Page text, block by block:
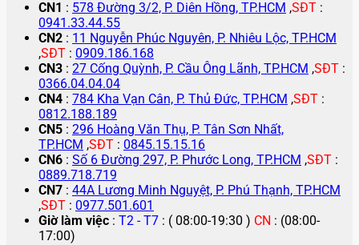
CN1 : 578 Đường 3/2, P. Diên Hồng, TP.HCM ,SĐT :
0941.33.44.55
CN2 : 11 Nguyễn Phúc Nguyên, P. Nhiêu Lộc, TP.HCM
,SĐT : 0909.186.168
CN3 : 27 Cống Quỳnh, P. Cầu Ông Lãnh, TP.HCM ,SĐT :
0366.04.04.04
CN4 : 784 Kha Vạn Cân, P. Thủ Đức, TP.HCM ,SĐT :
0812.188.189
CN5 : 296 Hoàng Văn Thụ, P. Tân Sơn Nhất,
TP.HCM ,SĐT : 0845.15.15.16
CN6 : Số 6 Đường 297, P. Phước Long, TP.HCM ,SĐT :
0889.718.719
CN7 : 44A Lương Minh Nguyệt, P. Phú Thạnh, TP.HCM
,SĐT : 0977.501.601
Giờ làm việc : T2 - T7 : ( 08:00-19:30 ) CN : (08:00-
17:00)